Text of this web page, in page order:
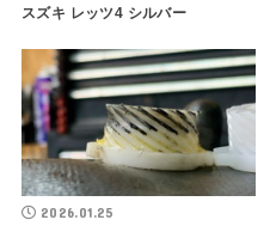
スズキ レッツ4 シルバー
2026.01.25